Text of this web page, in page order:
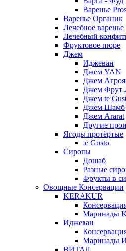
Варенье
Варенье Органик
Лечебное варенье
Лечебный
Фруктовое пюре
Джем
Иджеван
Джем YAN
Джем
Джем Фрут
Джем te
Джем Шамб
Джем Ararat
Другие
Ягоды протёртые
te Gusto
Сиропы
Дошаб
Разные
Фрукты в
Овощные Консервации
KERAKUR
Маринады
Иджеван
Маринады
ВИТАЛ